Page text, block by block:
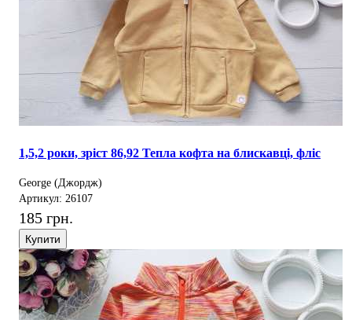
1,5,2 роки, зріст 86,92 Тепла кофта на блискавці, фліс
George (Джордж)
Артикул: 26107
185 грн.
Купити